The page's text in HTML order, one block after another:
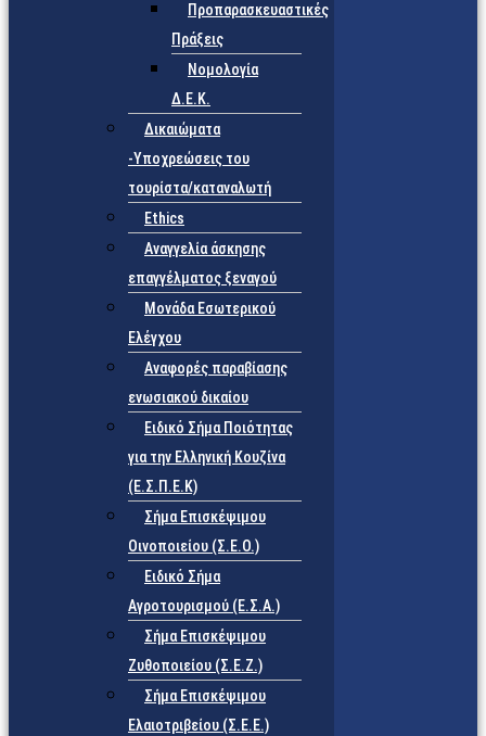
Προπαρασκευαστικές
Πράξεις
Νομολογία
Δ.Ε.Κ.
Δικαιώματα
-Υποχρεώσεις του
τουρίστα/καταναλωτή
Ethics
Αναγγελία άσκησης
επαγγέλματος ξεναγού
Μονάδα Εσωτερικού
Ελέγχου
Αναφορές παραβίασης
ενωσιακού δικαίου
Ειδικό Σήμα Ποιότητας
για την Ελληνική Κουζίνα
(Ε.Σ.Π.Ε.Κ)
Σήμα Επισκέψιμου
Οινοποιείου (Σ.Ε.Ο.)
Ειδικό Σήμα
Αγροτουρισμού (Ε.Σ.Α.)
Σήμα Επισκέψιμου
Ζυθοποιείου (Σ.Ε.Ζ.)
Σήμα Επισκέψιμου
Ελαιοτριβείου (Σ.Ε.Ε.)